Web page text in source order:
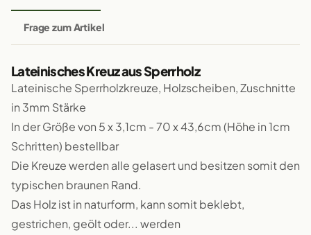
Frage zum Artikel
Lateinisches Kreuz aus Sperrholz
Lateinische Sperrholzkreuze, Holzscheiben, Zuschnitte
in 3mm Stärke
In der Größe von 5 x 3,1cm - 70 x 43,6cm (Höhe in 1cm
Schritten) bestellbar
Die Kreuze werden alle gelasert und besitzen somit den
typischen braunen Rand.
Das Holz ist in naturform, kann somit beklebt,
gestrichen, geölt oder... werden